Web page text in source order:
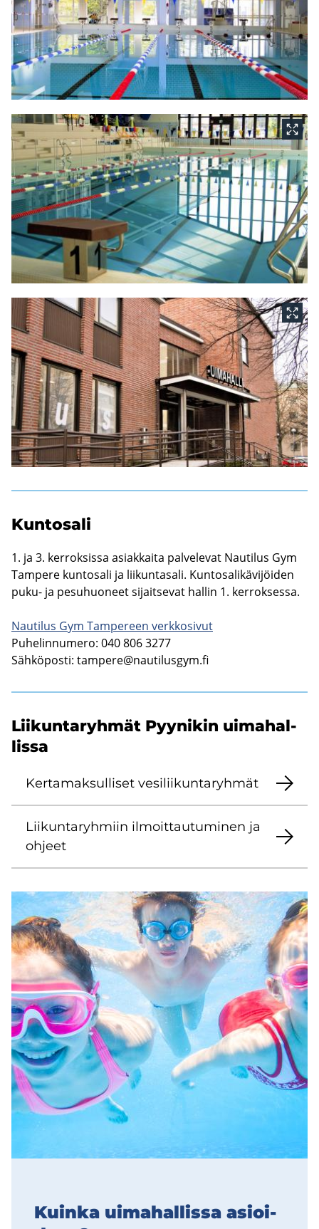
Kun­to­sa­li
1. ja 3. ker­rok­sis­sa asiak­kai­ta pal­ve­le­vat Nau­ti­lus Gym
Tam­pe­re kun­to­sa­li ja lii­kun­ta­sa­li. Kun­to­sa­li­kä­vi­jöi­den
puku- ja pe­su­huo­neet si­jait­se­vat hal­lin 1. ker­rok­ses­sa.
Nau­ti­lus Gym Tam­pe­reen verk­ko­si­vut
Pu­he­lin­nu­me­ro: 040 806 3277
Säh­kö­pos­ti: tam­pe­re@nau­ti­lus­gym.fi
Lii­kun­ta­ryh­mät Pyy­ni­kin ui­ma­hal­
lis­sa
Ker­ta­mak­sul­li­set ve­si­lii­kun­ta­ryh­mät
Lii­kun­ta­ryh­miin il­moit­tau­tu­mi­nen ja
oh­jeet
Kuin­ka ui­ma­hal­lis­sa asioi­